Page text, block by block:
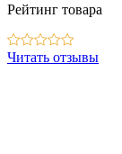
Рейтинг товара
Читать отзывы